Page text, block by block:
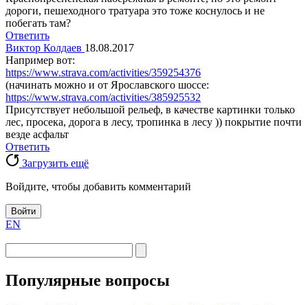
дороги, пешеходного тратуара это тоже коснулось и не
побегать там?
Ответить
Виктор Колдаев 18.08.2017
Например вот:
https://www.strava.com/activities/359254376
(начинать можно и от Ярославского шоссе:
https://www.strava.com/activities/385925532
Присутствует небольшой рельеф, в качестве картинки только
лес, просека, дорога в лесу, тропинка в лесу )) покрытие почти
везде асфальт
Ответить
Загрузить ещё
Войдите, чтобы добавить комментарий
Войти
EN
Популярные вопросы